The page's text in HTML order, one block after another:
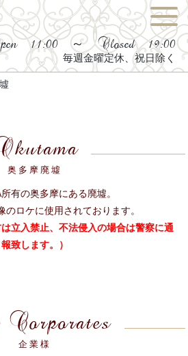
11:00 ～ Closed 19:00
毎週金曜定休、祝日除く
奥多摩廃墟
有の奥多摩にある廃墟。
のロケに使用されております。
は立入禁止、不法侵入の場合は警察に通
報致します。）
企業様